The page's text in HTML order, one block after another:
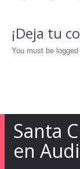
Santa
en
¡Deja tu
You must be